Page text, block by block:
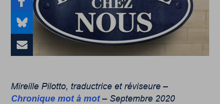
Mireille Pilotto, traductrice et réviseure –
Chronique mot à mot– Septembre 2020